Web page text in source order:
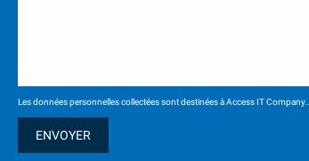
Les données personnelles collectées sont destinées à Access IT Company...